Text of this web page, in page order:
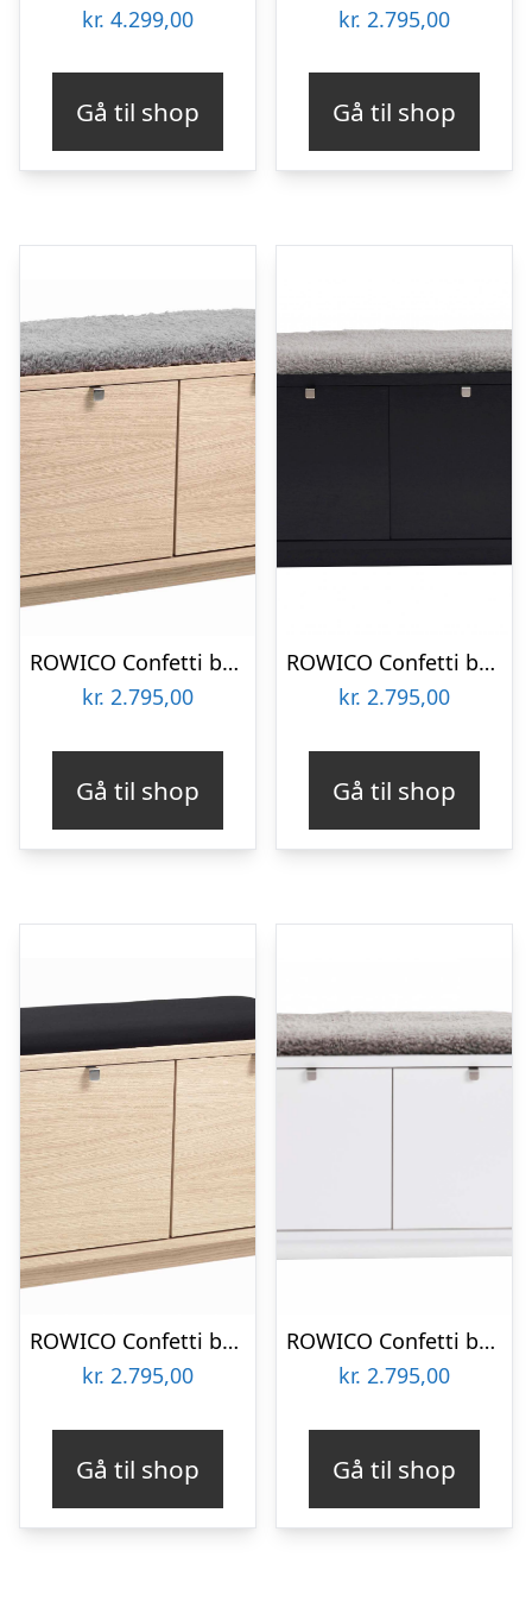
kr. 4.299,00
Gå til shop
kr. 2.795,00
Gå til shop
ROWICO Confetti bænk – hvidpigmenteret eg/lysegrå hynde, m. 2 skuffer
kr. 2.795,00
Gå til shop
ROWICO Confetti bænk – sort eg/lysegrå hynde, m. 2 skuffer
kr. 2.795,00
Gå til shop
ROWICO Confetti bænk – hvidpigmenteret egefinér/sort stofhynde, m. 2 skuffer
kr. 2.795,00
Gå til shop
ROWICO Confetti bænk – hvidlakeret træ/lysegrå stofhynde, m. 2 skuffer
kr. 2.795,00
Gå til shop